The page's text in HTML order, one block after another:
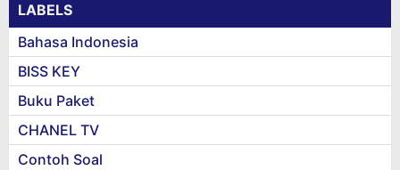
LABELS
Bahasa Indonesia
BISS KEY
Buku Paket
CHANEL TV
Contoh Soal